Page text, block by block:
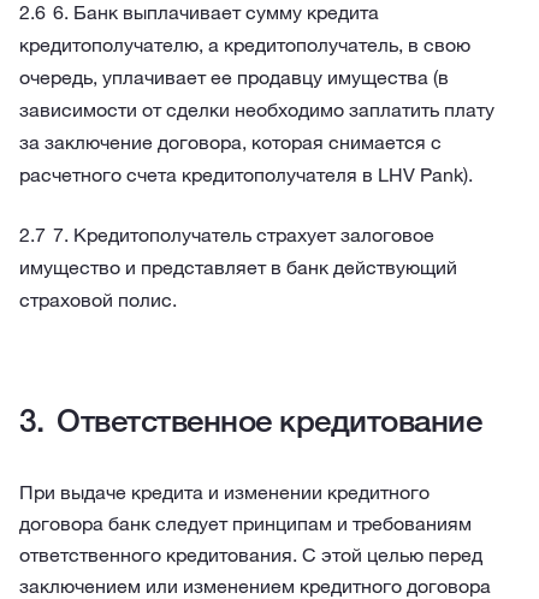
6. Банк выплачивает сумму кредита
кредитополучателю, а кредитополучатель, в свою
очередь, уплачивает ее продавцу имущества (в
зависимости от сделки необходимо заплатить плату
за заключение договора, которая снимается с
расчетного счета кредитополучателя в LHV Pank).
7. Кредитополучатель страхует залоговое
имущество и представляет в банк действующий
страховой полис.
Ответственное кредитование
При выдаче кредита и изменении кредитного
договора банк следует принципам и требованиям
ответственного кредитования. С этой целью перед
заключением или изменением кредитного договора